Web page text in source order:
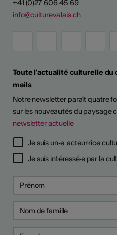
D'ARTISTES
+41 (0)27 606 45 69
info@culturevalais.ch
Toute l'actualité culturelle du
mails
Notre newsletter paraît quatre
sur les nouveautés du paysage
newsletter actuelle
Je suis un·e acteur·rice
Je suis intéressé·e par la